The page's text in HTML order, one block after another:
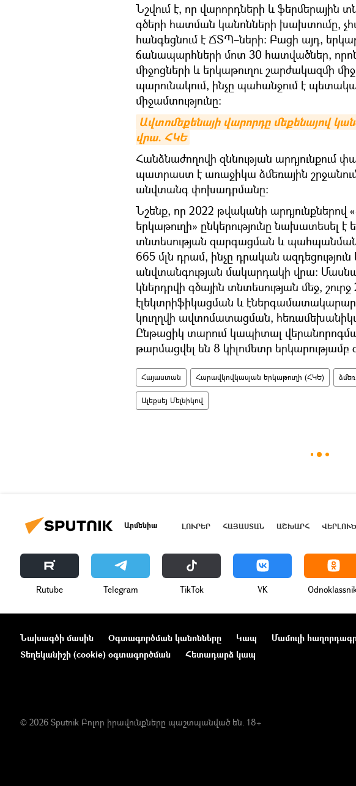
Նշվում է, որ վարորդների և ֆերմերային
գծերի հատման կանոնների խախտումը,
հանգեցնում է ՃՏՊ–ների: Բացի այդ,
ճանապարհների մոտ 30 հատվածներ,
միջոցների և երկաթուղու շարժակազմի
պարունակում, ինչը պահանջում է
միջամտությունը։
Ավտոմեքենայի վարորդը մեքենայով
վրա. ՀԿԵ
Հանձնաժողովի զննության արդյունքում
պատրաստ է առաջիկա ձմեռային շրջանում
անվտանգ փոխադրմանը։
Նշենք, որ 2022 թվականի արդյունքներով
երկաթուղի» ընկերությունը նախատեսել
տնտեսության զարգացման և պահպանման
665 մլն դրամ, ինչը դրական ազդեցություն
անվտանգության մակարդակի վրա։
կներդրվի գծային տնտեսության մեջ, շուրջ
էլեկտրիֆիկացման և
կուղղվի ավտոմատացման,
Ընթացիկ տարում կապիտալ
թարմացվել են 8 կիլոմետր երկարությամբ
Հայաստան Հարավկովկասյան երկաթուղի (ՀԿԵ) ձմեռ
Ալեքսեյ Մելնիկով
Արմենիա ԼՈՒՐԵՐ ՀԱՅԱՍՏԱՆ ԱՇԽԱՐՀ
Rutube Telegram ТikТоk VK
Նախագծի մասին Օգտագործման կանոնները Կապ Մամուլի
Տեղեկանիշի (cookie) օգտագործման
Հետադարձ կապ
© 2026 Sputnik Բոլոր իրավունքները պաշտպանված են. 18+